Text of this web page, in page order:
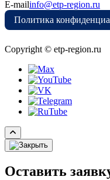
E-mailinfo@etp-region.ru
Политика
Copyright © etp-region.ru
Оставить